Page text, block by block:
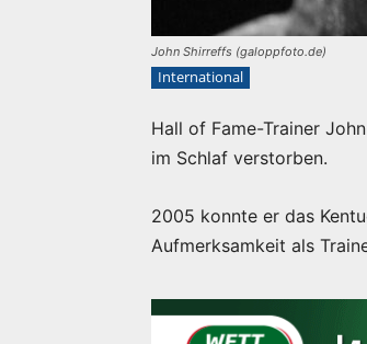
John Shirreffs (galoppfoto.de)
International
Hall of Fame-Trainer
im Schlaf verstorben.
2005 konnte er das
Aufmerksamkeit als